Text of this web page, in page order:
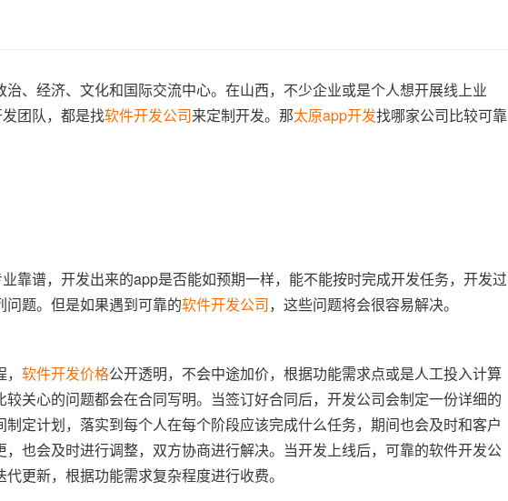
、经济、文化和国际交流中心。在山西，不少企业或是个人想开展线上业
团队，都是找软件开发公司来定制开发。那太原app开发找哪家公司比较可靠
靠谱，开发出来的app是否能如预期一样，能不能按时完成开发任务，开发过
题。但是如果遇到可靠的软件开发公司，这些问题将会很容易解决。
软件开发价格公开透明，不会中途加价，根据功能需求点或是人工投入计算
关心的问题都会在合同写明。当签订好合同后，开发公司会制定一份详细的
定计划，落实到每个人在每个阶段应该完成什么任务，期间也会及时和客户
也会及时进行调整，双方协商进行解决。当开发上线后，可靠的软件开发公
更新，根据功能需求复杂程度进行收费。